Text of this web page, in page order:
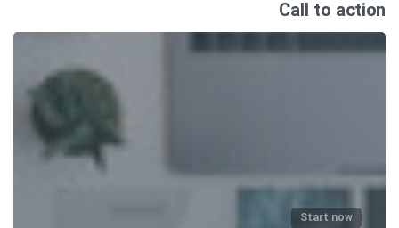
Call to action
Start now